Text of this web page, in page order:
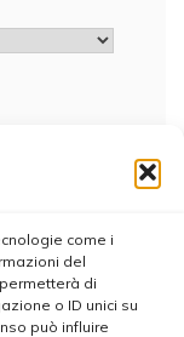
come i
del
di
o ID unici su
può influire